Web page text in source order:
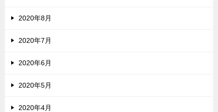
2020年8月
2020年7月
2020年6月
2020年5月
2020年4月